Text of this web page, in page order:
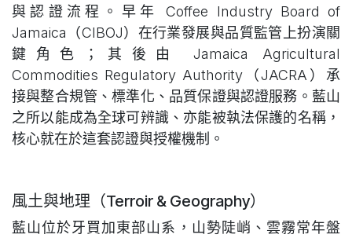
與認證流程。早年 Coffee Industry Board of
Jamaica（CIBOJ）在行業發展與品質監管上扮演關
鍵角色；其後由 Jamaica Agricultural
Commodities Regulatory Authority（JACRA）承
接與整合規管、標準化、品質保證與認證服務。藍山
之所以能成為全球可辨識、亦能被執法保護的名稱，
核心就在於這套認證與授權機制。
風土與地理（Terroir & Geography）
藍山位於牙買加東部山系，山勢陡峭、雲霧常年盤